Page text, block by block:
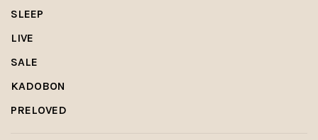
SLEEP
LIVE
SALE
KADOBON
PRELOVED